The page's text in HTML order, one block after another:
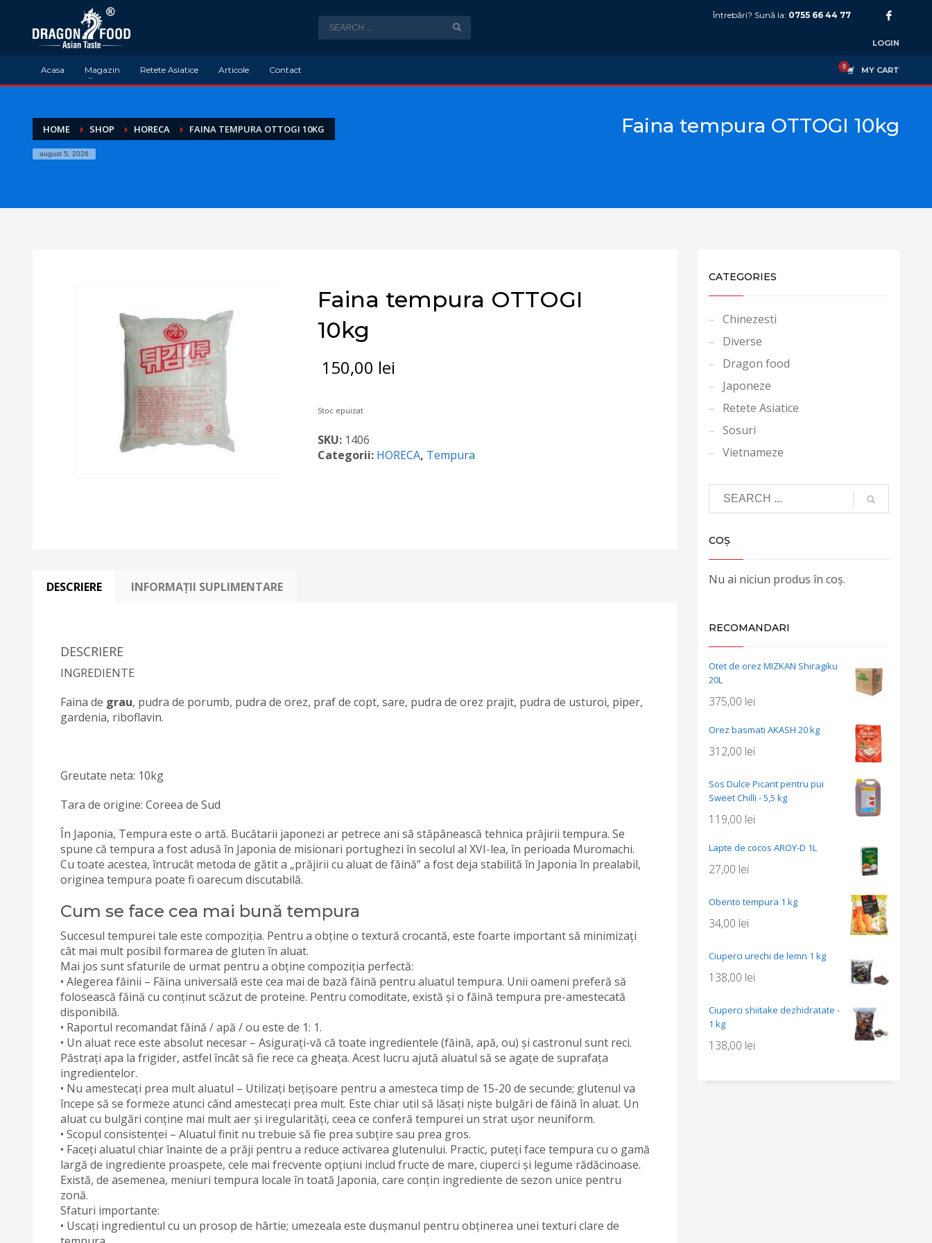
Întrebări? Sună la: 0755 66 44 77
LOGIN
Acasa Magazin Retete Asiatice Articole Contact MY CART
HOME SHOP HORECA FAINA TEMPURA OTTOGI 10KG
august 5, 2026
Faina tempura OTTOGI 10kg
Faina tempura OTTOGI
10kg
150,00 lei
Stoc epuizat
SKU: 1406
Categorii: HORECA, Tempura
DESCRIERE INFORMAȚII SUPLIMENTARE
DESCRIERE
INGREDIENTE
Faina de grau, pudra de porumb, pudra de orez, praf de copt, sare, pudra de orez prajit, pudra de usturoi, piper,
gardenia, riboflavin.
Greutate neta: 10kg
Tara de origine: Coreea de Sud
În Japonia, Tempura este o artă. Bucătarii japonezi ar petrece ani să stăpânească tehnica prăjirii tempura. Se
spune că tempura a fost adusă în Japonia de misionari portughezi în secolul al XVI-lea, în perioada Muromachi.
Cu toate acestea, întrucât metoda de gătit a „prăjirii cu aluat de făină” a fost deja stabilită în Japonia în prealabil,
originea tempura poate fi oarecum discutabilă.
Cum se face cea mai bună tempura
Succesul tempurei tale este compoziția. Pentru a obține o textură crocantă, este foarte important să minimizați
cât mai mult posibil formarea de gluten în aluat.
Mai jos sunt sfaturile de urmat pentru a obține compoziția perfectă:
• Alegerea făinii – Făina universală este cea mai de bază făină pentru aluatul tempura. Unii oameni preferă să
folosească făină cu conținut scăzut de proteine. Pentru comoditate, există și o făină tempura pre-amestecată
disponibilă.
• Raportul recomandat făină / apă / ou este de 1: 1.
• Un aluat rece este absolut necesar – Asigurați-vă că toate ingredientele (făină, apă, ou) și castronul sunt reci.
Păstrați apa la frigider, astfel încât să fie rece ca gheața. Acest lucru ajută aluatul să se agațe de suprafața
ingredientelor.
• Nu amestecați prea mult aluatul – Utilizați bețișoare pentru a amesteca timp de 15-20 de secunde; glutenul va
începe să se formeze atunci când amestecați prea mult. Este chiar util să lăsați niște bulgări de făină în aluat. Un
aluat cu bulgări conține mai mult aer și iregularități, ceea ce conferă tempurei un strat ușor neuniform.
• Scopul consistenței – Aluatul finit nu trebuie să fie prea subțire sau prea gros.
• Faceți aluatul chiar înainte de a prăji pentru a reduce activarea glutenului. Practic, puteți face tempura cu o gamă
largă de ingrediente proaspete, cele mai frecvente opțiuni includ fructe de mare, ciuperci și legume rădăcinoase.
Există, de asemenea, meniuri tempura locale în toată Japonia, care conțin ingrediente de sezon unice pentru
zonă.
Sfaturi importante:
• Uscați ingredientul cu un prosop de hârtie; umezeala este dușmanul pentru obținerea unei texturi clare de
CATEGORIES
Chinezesti
Diverse
Dragon food
Japoneze
Retete Asiatice
Sosuri
Vietnameze
COȘ
Nu ai niciun produs în coș.
RECOMANDARI
Otet de orez MIZKAN Shiragiku
20L
375,00 lei
Orez basmati AKASH 20 kg
312,00 lei
Sos Dulce Picant pentru pui
Sweet Chilli - 5,5 kg
119,00 lei
Lapte de cocos AROY-D 1L
27,00 lei
Obento tempura 1 kg
34,00 lei
Ciuperci urechi de lemn 1 kg
138,00 lei
Ciuperci shiitake dezhidratate -
1 kg
138,00 lei